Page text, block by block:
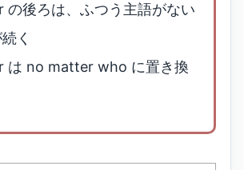
の後ろは、ふつう主語がない
く
は no matter who に置き換